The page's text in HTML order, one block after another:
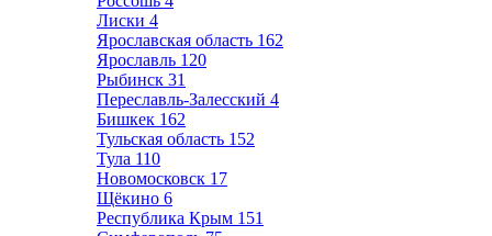
Лиски 4
Ярославская область 162
Ярославль 120
Рыбинск 31
Переславль-Залесский 4
Бишкек 162
Тульская область 152
Тула 110
Новомосковск 17
Щёкино 6
Республика Крым 151